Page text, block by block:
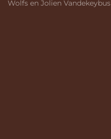
Wolfs en Jolien Vandekeybus